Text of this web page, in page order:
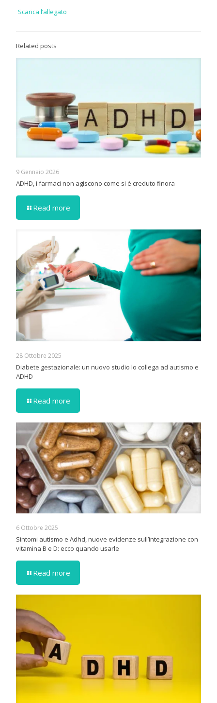
Scarica l’allegato
Related posts
9 Gennaio 2026
ADHD, i farmaci non agiscono come si è creduto finora
Read more
28 Ottobre 2025
Diabete gestazionale: un nuovo studio lo collega ad autismo e
ADHD
Read more
6 Ottobre 2025
Sintomi autismo e Adhd, nuove evidenze sull’integrazione con
vitamina B e D: ecco quando usarle
Read more